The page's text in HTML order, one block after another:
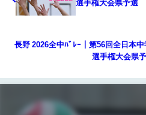
選手権大会県予選
長野 2026全中ﾊﾞﾚｰ｜第56回全日本
選手権大会県